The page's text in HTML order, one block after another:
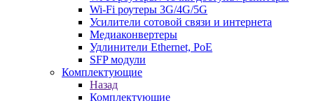
Wi-Fi роутеры 3G/4G/5G
Усилители сотовой связи и интернета
Медиаконвертеры
Удлинители Ethernet, PoE
SFP модули
Комплектующие
Назад
Комплектующие